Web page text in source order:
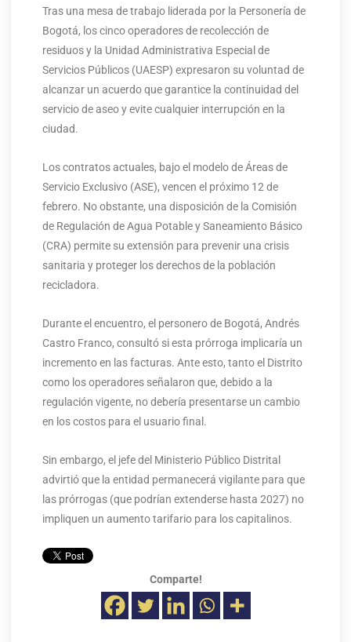
Tras una mesa de trabajo liderada por la Personería de
Bogotá, los cinco operadores de recolección de
residuos y la Unidad Administrativa Especial de
Servicios Públicos (UAESP) expresaron su voluntad de
alcanzar un acuerdo que garantice la continuidad del
servicio de aseo y evite cualquier interrupción en la
ciudad.
Los contratos actuales, bajo el modelo de Áreas de
Servicio Exclusivo (ASE), vencen el próximo 12 de
febrero. No obstante, una disposición de la Comisión
de Regulación de Agua Potable y Saneamiento Básico
(CRA) permite su extensión para prevenir una crisis
sanitaria y proteger los derechos de la población
recicladora.
Durante el encuentro, el personero de Bogotá, Andrés
Castro Franco, consultó si esta prórroga implicaría un
incremento en las facturas. Ante esto, tanto el Distrito
como los operadores señalaron que, debido a la
regulación vigente, no debería presentarse un cambio
en los costos para el usuario final.
Sin embargo, el jefe del Ministerio Público Distrital
advirtió que la entidad permanecerá vigilante para que
las prórrogas (que podrían extenderse hasta 2027) no
impliquen un aumento tarifario para los capitalinos.
Comparte!